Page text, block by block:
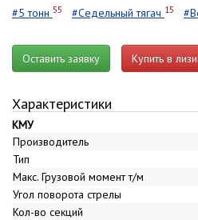
#5 тонн 55 #Седельный тягач 15
Оставить заявку Купить в
Характеристики
КМУ
Производитель
Тип
Макс. Грузовой момент т/м
Угол поворота стрелы
Кол-во секций